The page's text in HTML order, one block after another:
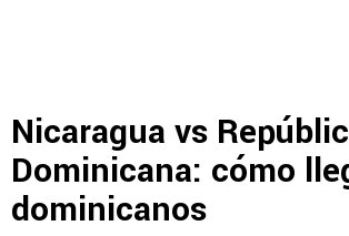
Nicaragua vs
Dominicana: cómo
dominicanos